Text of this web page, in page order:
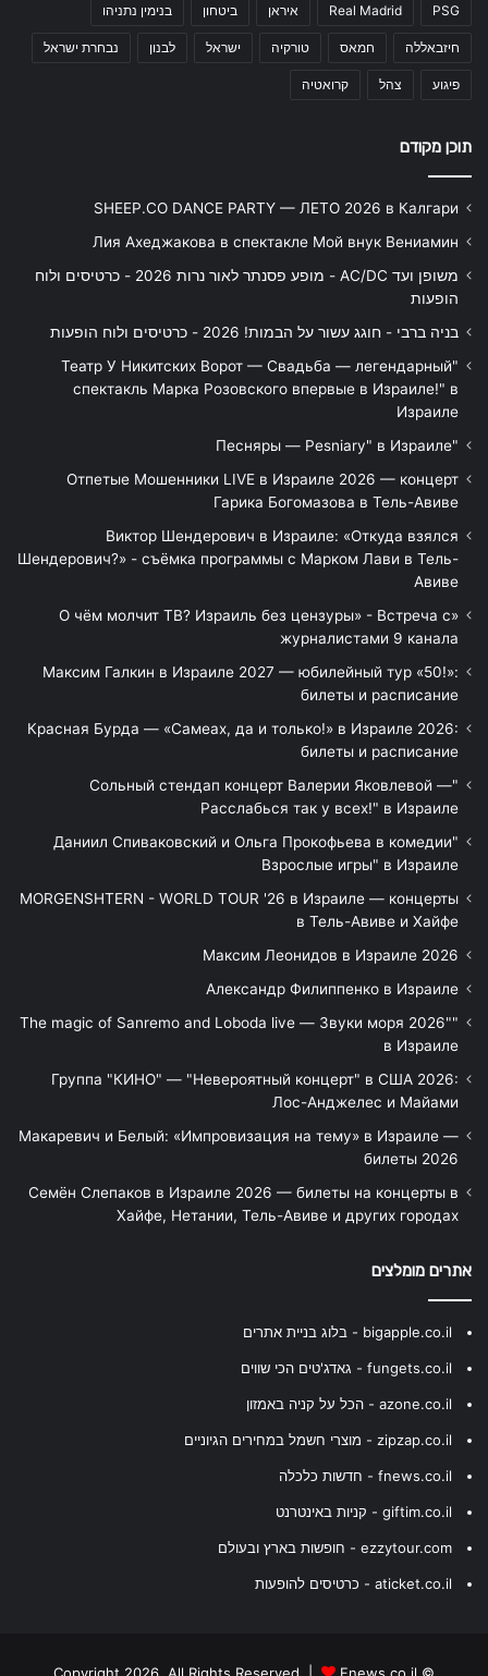
PSG
Real Madrid איראן ביטחון בנימין נתניהו
חיזבאללה חמאס טורקיה ישראל לבנון נבחרת ישראל
פיגוע צהל קרואטיה
תוכן מקודם
SHEEP.CO DANCE PARTY — ЛЕТО 2026 в Калгари
Лия Ахеджакова в спектакле Мой внук Вениамин
משופן ועד AC/DC - מופע פסנתר לאור נרות 2026 - כרטיסים ולוח
הופעות
בניה ברבי - חוגג עשור על הבמות! 2026 - כרטיסים ולוח הופעות
"Театр У Никитских Ворот — Свадьба — легендарный
спектакль Марка Розовского впервые в Израиле!" в
Израиле
"Песняры — Pesniary" в Израиле
Отпетые Мошенники LIVE в Израиле 2026 — концерт
Гарика Богомазова в Тель-Авиве
Виктор Шендерович в Израиле: «Откуда взялся
Шендерович?» - съёмка программы с Марком Лави в Тель-
Авиве
«О чём молчит ТВ? Израиль без цензуры» - Встреча с
журналистами 9 канала
Максим Галкин в Израиле 2027 — юбилейный тур «50!»:
билеты и расписание
Красная Бурда — «Самеах, да и только!» в Израиле 2026:
билеты и расписание
"Сольный стендап концерт Валерии Яковлевой —
Расслабься так у всех!" в Израиле
"Даниил Спиваковский и Ольга Прокофьева в комедии
Взрослые игры" в Израиле
MORGENSHTERN - WORLD TOUR '26 в Израиле — концерты
в Тель-Авиве и Хайфе
Максим Леонидов в Израиле 2026
Александр Филиппенко в Израиле
"The magic of Sanremo and Loboda live — Звуки моря 2026"
в Израиле
Группа "КИНО" — "Невероятный концерт" в США 2026:
Лос-Анджелес и Майами
Макаревич и Белый: «Импровизация на тему» в Израиле —
билеты 2026
Семён Слепаков в Израиле 2026 — билеты на концерты в
Хайфе, Нетании, Тель-Авиве и других городах
אתרים מומלצים
bigapple.co.il - בלוג בניית אתרים
fungets.co.il - גאדג'טים הכי שווים
azone.co.il - הכל על קניה באמזון
zipzap.co.il - מוצרי חשמל במחירים הגיוניים
fnews.co.il - חדשות כלכלה
giftim.co.il - קניות באינטרנט
ezzytour.com - חופשות בארץ ובעולם
aticket.co.il - כרטיסים להופעות
© Copyright 2026, All Rights Reserved |
Fnews.co.il